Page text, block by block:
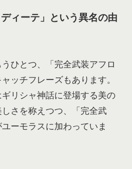
ディーテ」という異名の由
ひとつ、「完全武装アフロ
ッチフレーズもあります。
リシャ神話に登場する美の
さを称えつつ、「完全武
ーモラスに加わっていま